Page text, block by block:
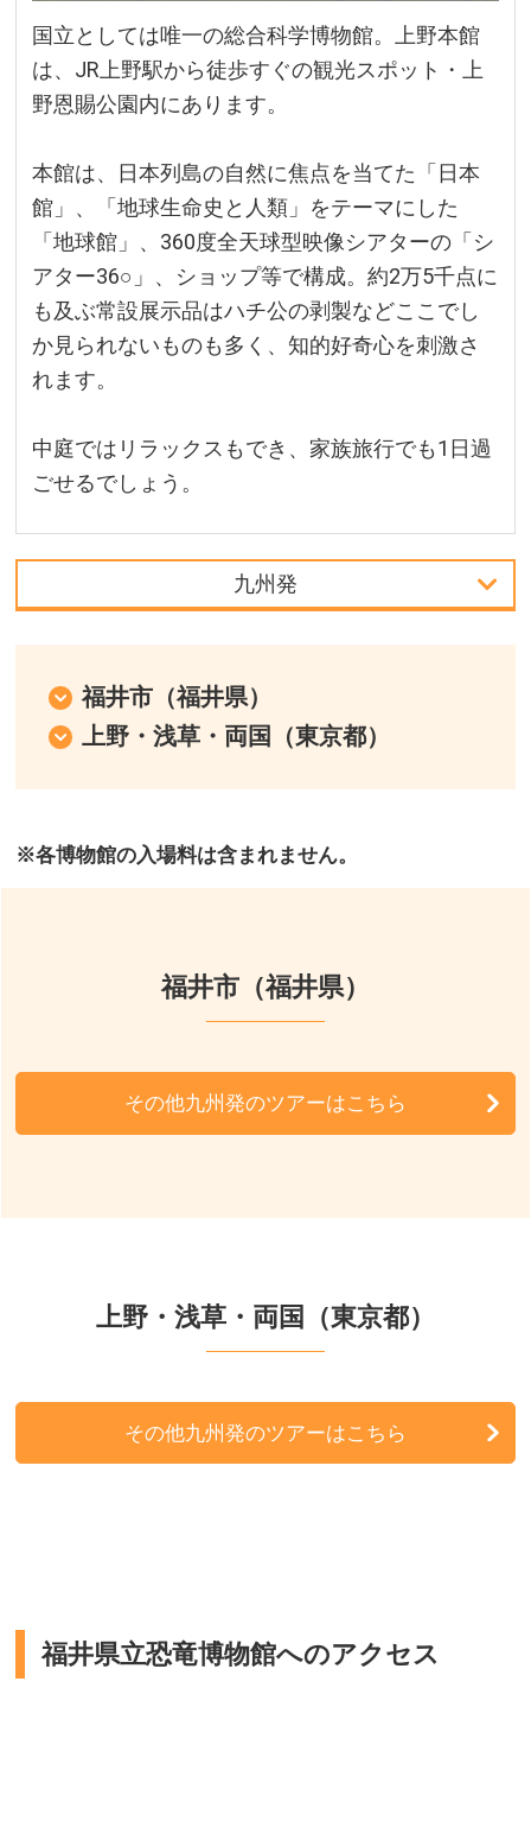
国立としては唯一の総合科学博物館。上野本館
は、JR上野駅から徒歩すぐの観光スポット・上
野恩賜公園内にあります。
本館は、日本列島の自然に焦点を当てた「日本
館」、「地球生命史と人類」をテーマにした
「地球館」、360度全天球型映像シアターの「シ
アター36○」、ショップ等で構成。約2万5千点に
も及ぶ常設展示品はハチ公の剥製などここでし
か見られないものも多く、知的好奇心を刺激さ
れます。
中庭ではリラックスもでき、家族旅行でも1日過
ごせるでしょう。
九州発
首都圏発
中部発
関西発
中国・四国発
周辺の宿泊施設
福井市（福井県）
上野・浅草・両国（東京都）
※各博物館の入場料は含まれません。
福井市（福井県）
その他九州発のツアーはこちら
上野・浅草・両国（東京都）
その他九州発のツアーはこちら
福井県立恐竜博物館へのアクセス